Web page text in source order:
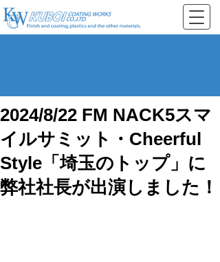
2024/8/22 FM NACK5スマ
イルサミット・Cheerful
Style「埼玉のトップ」に
弊社社長が出演しました！